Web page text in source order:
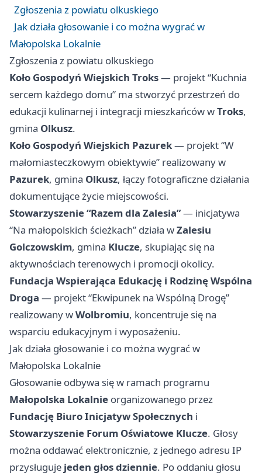
Zgłoszenia z powiatu olkuskiego
Jak działa głosowanie i co można wygrać w
Małopolska Lokalnie
Zgłoszenia z powiatu olkuskiego
Koło Gospodyń Wiejskich Troks— projekt “Kuchnia
sercem każdego domu” ma stworzyć przestrzeń do
edukacji kulinarnej i integracji mieszkańców wTroks,
gmina Olkusz.
Koło Gospodyń Wiejskich Pazurek— projekt “W
małomiasteczkowym obiektywie” realizowany w
Pazurek, gmina Olkusz, łączy fotograficzne działania
dokumentujące życie miejscowości.
Stowarzyszenie “Razem dla Zalesia”— inicjatywa
“Na małopolskich ścieżkach” działa wZalesiu
Golczowskim, gmina Klucze, skupiając się na
aktywnościach terenowych i promocji okolicy.
Fundacja Wspierająca Edukację i Rodzinę Wspólna
Droga — projekt “Ekwipunek na Wspólną Drogę”
realizowany wWolbromiu, koncentruje się na
wsparciu edukacyjnym i wyposażeniu.
Jak działa głosowanie i co można wygrać w
Małopolska Lokalnie
Głosowanie odbywa się w ramach programu
Małopolska Lokalnie organizowanego przez
Fundację Biuro Inicjatyw Społecznych i
Stowarzyszenie Forum Oświatowe Klucze. Głosy
można oddawać elektronicznie, z jednego adresu IP
przysługuje jeden głos dziennie. Po oddaniu głosu